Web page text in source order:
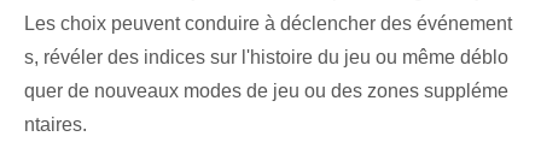
Les choix peuvent conduire à déclencher des événement
s, révéler des indices sur l'histoire du jeu ou même déblo
quer de nouveaux modes de jeu ou des zones suppléme
ntaires.